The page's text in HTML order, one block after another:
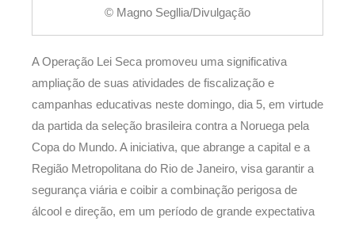
© Magno Segllia/Divulgação
A Operação Lei Seca promoveu uma significativa
ampliação de suas atividades de fiscalização e
campanhas educativas neste domingo, dia 5, em virtude
da partida da seleção brasileira contra a Noruega pela
Copa do Mundo. A iniciativa, que abrange a capital e a
Região Metropolitana do Rio de Janeiro, visa garantir a
segurança viária e coibir a combinação perigosa de
álcool e direção, em um período de grande expectativa